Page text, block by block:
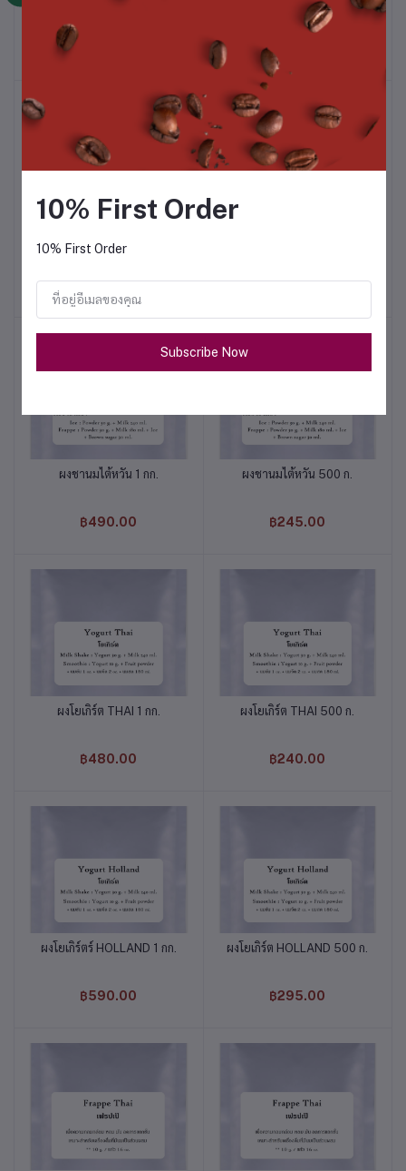
฿280.00
฿340.00 ฿170.00
หยิบใส่ตะกร้า
ผงชานมไต้หวัน 1 กก.
฿490.00
หยิบใส่ตะกร้า
ผงชานมไต้หวัน 500 ก.
฿245.00
หยิบใส่ตะกร้า
ผงโยเกิร์ต THAI 1 กก.
฿480.00
หยิบใส่ตะกร้า
ผงโยเกิร์ต THAI 500 ก.
฿240.00
หยิบใส่ตะกร้า
ผงโยเกิร์ตร์ HOLLAND 1 กก.
฿590.00
หยิบใส่ตะกร้า
ผงโยเกิร์ต HOLLAND 500 ก.
฿295.00
10% First Order
10% First Order
Subscribe Now